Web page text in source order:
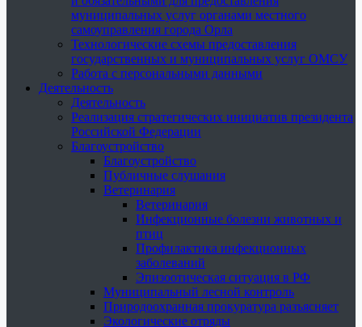
муниципальных услуг органами местного
самоуправления города Орла
Технологические схемы предоставления
государственных и муниципальных услуг ОМСУ
Работа с персональными данными
Деятельность
Деятельность
Реализация стратегических инициатив президента
Российской Федерации
Благоустройство
Благоустройство
Публичные слушания
Ветеринария
Ветеринария
Инфекционные болезни животных и
птиц
Профилактика инфекционных
заболеваний
Эпизоотическая ситуация в РФ
Муниципальный лесной контроль
Природоохранная прокуратура разъясняет
Экологические отряды